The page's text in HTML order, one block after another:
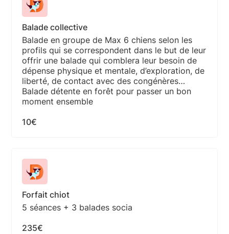
Balade collective
Balade en groupe de Max 6 chiens selon les
profils qui se correspondent dans le but de leur
offrir une balade qui comblera leur besoin de
dépense physique et mentale, d’exploration, de
liberté, de contact avec des congénères…
Balade détente en forêt pour passer un bon
moment ensemble
10€
Forfait chiot
5 séances + 3 balades socia
235€